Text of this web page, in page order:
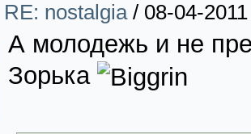
RE: nostalgia / 08-04-
А молодежь и не
Зорька